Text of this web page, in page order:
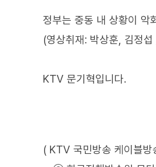
정부는 중동 내 상황이 악
(영상취재: 박상훈, 김정
KTV 문기혁입니다.
( KTV 국민방송 케이블방